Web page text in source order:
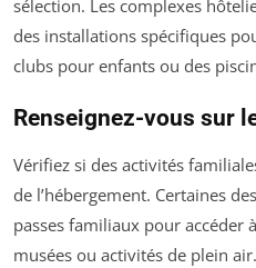
sélection. Les complexes
des installations spécifiques
clubs pour enfants ou des
Renseignez-vous sur
Vérifiez si des activités
de l’hébergement. Certaines
passes familiaux pour accéder
musées ou activités de plein